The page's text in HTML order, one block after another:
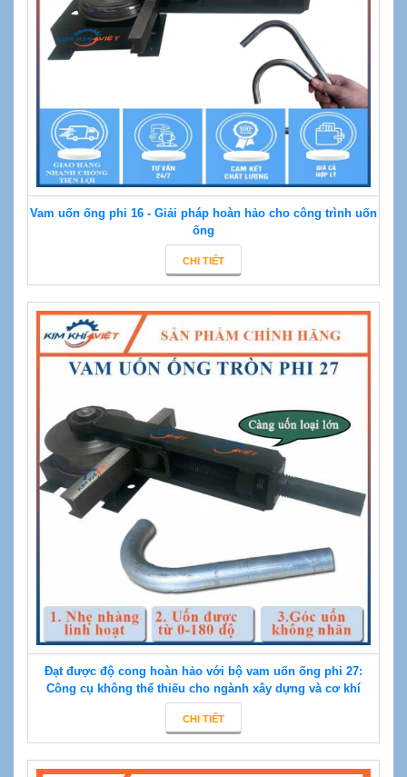
Vam uốn ống phi 16 - Giải pháp hoàn hảo cho công trình uốn
ống
CHI TIẾT
Đạt được độ cong hoàn hảo với bộ vam uốn ống phi 27:
Công cụ không thể thiếu cho ngành xây dựng và cơ khí
CHI TIẾT